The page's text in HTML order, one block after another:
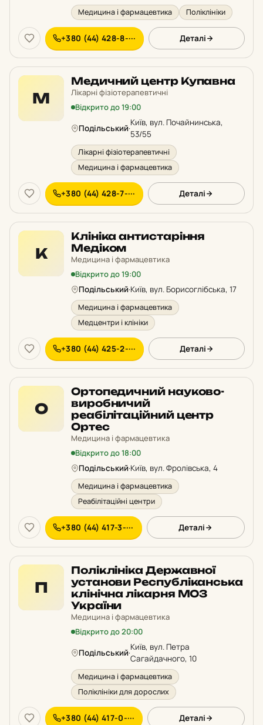
Медицина і фармацевтика Поліклініки
+380 (44) 428-8-··· Деталі
М
Медичний центр Купавна
Лікарні фізіотерапевтичні
Відкрито до 19:00
Подільський·
Київ, вул. Почайнинська,
53/55
Лікарні фізіотерапевтичні
Медицина і фармацевтика
+380 (44) 428-7-··· Деталі
К
Клініка антистаріння
Медіком
Медицина і фармацевтика
Відкрито до 19:00
Подільський·Київ, вул. Борисоглібська, 17
Медицина і фармацевтика
Медцентри і клініки
+380 (44) 425-2-··· Деталі
О
Ортопедичний науково-
виробничий
реабілітаційний центр
Ортес
Медицина і фармацевтика
Відкрито до 18:00
Подільський·Київ, вул. Фролівська, 4
Медицина і фармацевтика
Реабілітаційні центри
+380 (44) 417-3-··· Деталі
П
Поліклініка Державної
установи Республіканська
клінічна лікарня МОЗ
України
Медицина і фармацевтика
Відкрито до 20:00
Подільський·
Київ, вул. Петра
Сагайдачного, 10
Медицина і фармацевтика
Поліклініки для дорослих
+380 (44) 417-0-··· Деталі